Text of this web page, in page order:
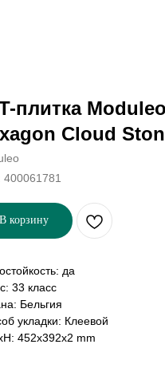
плитка
Cloud
400061781
В корзину
да
33 класс
Бельгия
укладки: Клеевой
452x392x2 mm